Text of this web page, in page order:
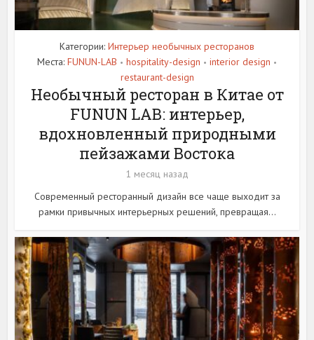
Категории: Интерьер необычных ресторанов
Места: FUNUN-LAB • hospitality-design • interior design •
restaurant-design
Необычный ресторан в Китае от
FUNUN LAB: интерьер,
вдохновленный природными
пейзажами Востока
1 месяц назад
Современный ресторанный дизайн все чаще выходит за
рамки привычных интерьерных решений, превращая...